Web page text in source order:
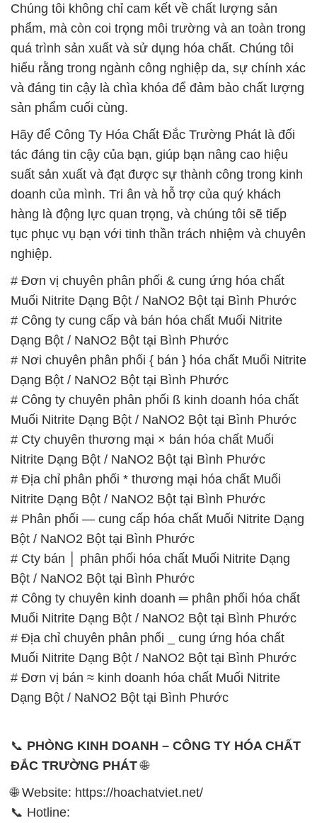
Chúng tôi không chỉ cam kết về chất lượng sản
phẩm, mà còn coi trọng môi trường và an toàn trong
quá trình sản xuất và sử dụng hóa chất. Chúng tôi
hiểu rằng trong ngành công nghiệp da, sự chính xác
và đáng tin cậy là chìa khóa để đảm bảo chất lượng
sản phẩm cuối cùng.
Hãy để Công Ty Hóa Chất Đắc Trường Phát là đối
tác đáng tin cậy của bạn, giúp bạn nâng cao hiệu
suất sản xuất và đạt được sự thành công trong kinh
doanh của mình. Tri ân và hỗ trợ của quý khách
hàng là động lực quan trọng, và chúng tôi sẽ tiếp
tục phục vụ bạn với tinh thần trách nhiệm và chuyên
nghiệp.
# Đơn vị chuyên phân phối & cung ứng hóa chất
Muối Nitrite Dạng Bột / NaNO2 Bột tại Bình Phước
# Công ty cung cấp và bán hóa chất Muối Nitrite
Dạng Bột / NaNO2 Bột tại Bình Phước
# Nơi chuyên phân phối { bán } hóa chất Muối Nitrite
Dạng Bột / NaNO2 Bột tại Bình Phước
# Công ty chuyên phân phối ß kinh doanh hóa chất
Muối Nitrite Dạng Bột / NaNO2 Bột tại Bình Phước
# Cty chuyên thương mại × bán hóa chất Muối
Nitrite Dạng Bột / NaNO2 Bột tại Bình Phước
# Địa chỉ phân phối * thương mại hóa chất Muối
Nitrite Dạng Bột / NaNO2 Bột tại Bình Phước
# Phân phối — cung cấp hóa chất Muối Nitrite Dạng
Bột / NaNO2 Bột tại Bình Phước
# Cty bán │ phân phối hóa chất Muối Nitrite Dạng
Bột / NaNO2 Bột tại Bình Phước
# Công ty chuyên kinh doanh ═ phân phối hóa chất
Muối Nitrite Dạng Bột / NaNO2 Bột tại Bình Phước
# Địa chỉ chuyên phân phối _ cung ứng hóa chất
Muối Nitrite Dạng Bột / NaNO2 Bột tại Bình Phước
# Đơn vị bán ≈ kinh doanh hóa chất Muối Nitrite
Dạng Bột / NaNO2 Bột tại Bình Phước
📞 PHÒNG KINH DOANH – CÔNG TY HÓA CHẤT
ĐẮC TRƯỜNG PHÁT🌐
🌐 Website: https://hoachatviet.net/
📞 Hotline: